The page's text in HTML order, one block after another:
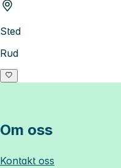
Sted
Rud
Om oss
Kontakt oss